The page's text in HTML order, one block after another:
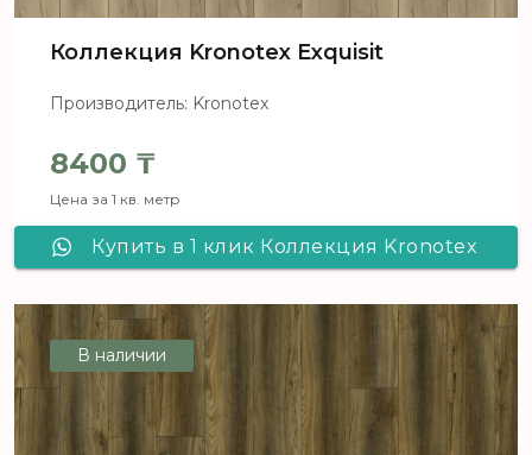
Коллекция Kronotex Exquisit
Производитель: Kronotex
8400 ₸
Цена за 1 кв. метр
Купить в 1 клик Коллекция Kronotex
В наличии